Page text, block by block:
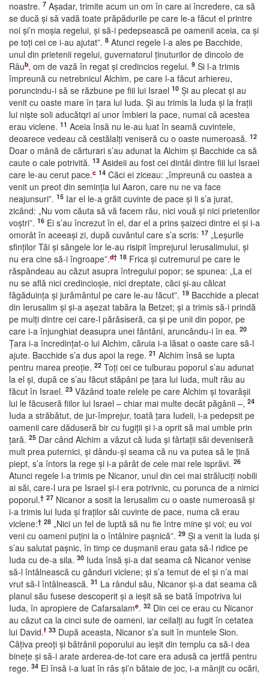
noastre. 7 Aşadar, trimite acum un om în care ai încredere, ca să
se ducă şi să vadă toate prăpădurile pe care le-a făcut el printre
noi şi’n moşia regelui, şi să-i pedepsească pe oamenii aceia, ca şi
pe toţi cei ce i-au ajutat”. 8 Atunci regele l-a ales pe Bacchide,
unul din prietenii regelui, guvernatorul ţinuturilor de dincolo de
Râub, om de vază în regat şi credincios regelui. 9 Si l-a trimis
împreună cu netrebnicul Alchim, pe care l-a făcut arhiereu,
poruncindu-i să se răzbune pe fiii lui Israel 10 Şi au plecat şi au
venit cu oaste mare în ţara lui Iuda. Şi au trimis la Iuda şi la fraţii
lui nişte soli aducătqri ai unor îmbieri la pace, numai că acestea
erau viclene. 11 Aceia însă nu le-au luat în seamă cuvintele,
deoarece vedeau că cestălalţi veniseră cu o oaste numeroasă. 12
Doar o mână de cărturari s’au adunat la Alchim şi Bacchide ca să
caute o cale potrivită. 13 Asideii au fost cei dintâi dintre fiii lui Israel
care le-au cerut pace.c 14 Căci ei ziceau: „împreună cu oastea a
venit un preot din seminţia lui Aaron, care nu ne va face
neajunsuri”. 15 Iar el le-a grăit cuvinte de pace şi li s’a jurat,
zicând: „Nu vom căuta să vă facem rău, nici vouă şi nici prietenilor
voştri”. 16 Ei s’au încrezut în el, dar el a prins şaizeci dintre ei şi i-a
omorât în aceeaşi zi, după cuvântul care s’a scris: 17 „Leşurile
sfinţilor Tăi şi sângele lor le-au risipit împrejurul Ierusalimului, şi
nu era cine să-i îngroape”.d† 18 Frica şi cutremurul pe care le
răspândeau au căzut asupra întregului popor; se spunea: „La ei
nu se află nici credincioşie, nici dreptate, căci şi-au călcat
făgăduinţa şi jurământul pe care le-au făcut”. 19 Bacchide a plecat
din Ierusalim şi şi-a aşezat tabăra la Betzet; şi a trimis să-i prindă
pe mulţi dintre cei care-l părăsiseră, ca şi pe unii din popor, pe
care i-a înjunghiat deasupra unei fântâni, aruncându-i în ea. 20
Ţara i-a încredinţat-o lui Alchim, căruia i-a lăsat o oaste care să-l
ajute. Bacchide s’a dus apoi la rege. 21 Alchim însă se lupta
pentru marea preoţie. 22 Toţi cei ce tulburau poporul s’au adunat
la el şi, după ce s’au făcut stăpâni pe ţara lui Iuda, mult rău au
făcut în Israel. 23 Văzând toate relele pe care Alchim şi tovarăşii
lui le făcuseră fiilor lui Israel – chiar mai multe decât păgânii –, 24
Iuda a străbătut, de jur-împrejur, toată ţara Iudeii, i-a pedepsit pe
oamenii care dăduseră bir cu fugiţii şi i-a oprit să mai umble prin
ţară. 25 Dar când Alchim a văzut că Iuda şi fârtaţii săi deveniseră
mult prea puternici, şi dându-şi seama că nu va putea să le ţină
piept, s’a întors la rege şi i-a pârât de cele mai rele isprăvi. 26
Atunci regele l-a trimis pe Nicanor, unul din cei mai străluciţi nobili
ai săi, care-l ura pe Israel şi-i era potrivnic, cu porunca de a nimici
poporul.† 27 Nicanor a sosit la Ierusalim cu o oaste numeroasă şi
i-a trimis lui Iuda şi fraţilor săi cuvinte de pace, numa că erau
viclene:† 28 „Nici un fel de luptă să nu fie între mine şi voi; eu voi
veni cu oameni puţini la o întâlnire paşnică”. 29 Şi a venit la Iuda şi
s’au salutat paşnic, în timp ce duşmanii erau gata să-l ridice pe
Iuda cu de-a sila. 30 Iuda însă şi-a dat seama că Nicanor venise
să-l întâlnească cu gânduri viclene; şi s’a temut de el şi n’a mai
vrut să-l întâlnească. 31 La rândul său, Nicanor şi-a dat seama că
planul său fusese descoperit şi a ieşit să se bată împotriva lui
Iuda, în apropiere de Cafarsalame. 32 Din cei ce erau cu Nicanor
au căzut ca la cinci sute de oameni, iar ceilalţi au fugit în cetatea
lui David.f 33 După aceasta, Nicanor s’a suit în muntele Sion.
Câţiva preoţi şi bătrânii poporului au ieşit din templu ca să-i dea
bineţe şi să-i arate arderea-de-tot care era adusă ca jertfă pentru
rege. 34 El însă i-a luat în râs şi’n bătaie de joc, i-a mânjit cu ocări,